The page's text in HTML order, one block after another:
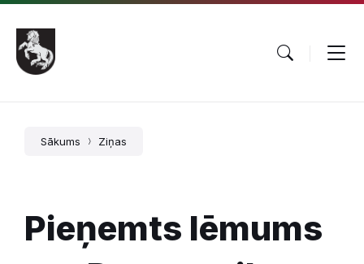
Pāriet
saturu
Skip
main
navigation
Skip
footer
Sākums Ziņas
Pieņemts lēmums